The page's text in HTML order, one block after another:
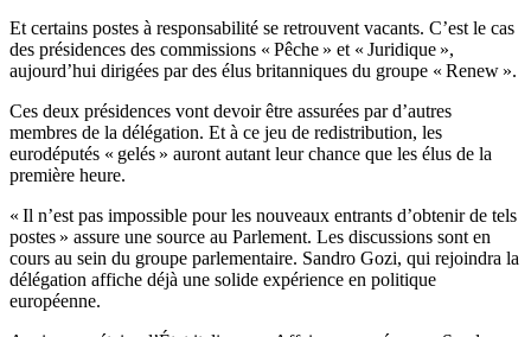
Et certains postes à responsabilité se retrouvent vacants. C’est le cas
des présidences des commissions « Pêche » et « Juridique »,
aujourd’hui dirigées par des élus britanniques du groupe « Renew ».
Ces deux présidences vont devoir être assurées par d’autres
membres de la délégation. Et à ce jeu de redistribution, les
eurodéputés « gelés » auront autant leur chance que les élus de la
première heure.
« Il n’est pas impossible pour les nouveaux entrants d’obtenir de tels
postes » assure une source au Parlement. Les discussions sont en
cours au sein du groupe parlementaire. Sandro Gozi, qui rejoindra la
délégation affiche déjà une solide expérience en politique
européenne.